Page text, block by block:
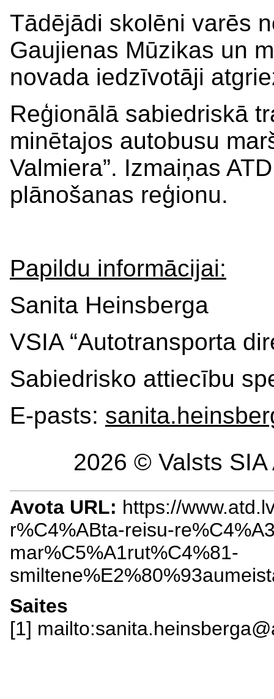
Tādējādi skolēni varēs
Gaujienas Mūzikas un
novada iedzīvotāji
Reģionālā sabiedriskā
minētajos autobusu
Valmiera”. Izmaiņas
plānošanas reģionu.
Papildu informācijai:
Sanita Heinsberga
VSIA “Autotransporta
Sabiedrisko attiecību
E-pasts:
2026 © Valsts
Avota URL: https://
r%C4%ABta-reisu-
mar%C5%A1rut%C4%81-
Saites
[1]